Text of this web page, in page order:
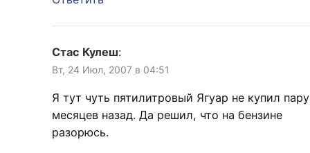
Стас Кулеш:
Вт, 24 Июл, 2007 в 04:51
Я тут чуть пятилитровый Ягуар не купил пару
месяцев назад. Да решил, что на бензине
разорюсь.